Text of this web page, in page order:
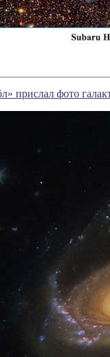
прислал фото